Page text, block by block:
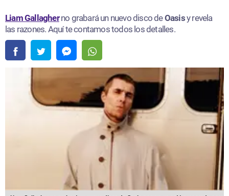
Liam Gallagherno grabará un nuevo disco deOasisy revela
las razones. Aquí te contamos todos los detalles.